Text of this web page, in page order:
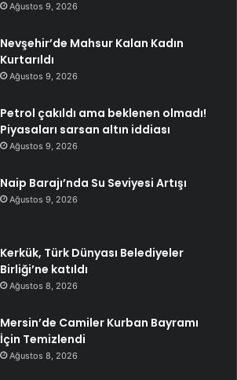
Ağustos 9, 2026
Nevşehir’de Mahsur Kalan Kadın
Kurtarıldı
Ağustos 9, 2026
Petrol çakıldı ama beklenen olmadı!
Piyasaları sarsan altın iddiası
Ağustos 9, 2026
Naip Barajı’nda Su Seviyesi Artışı
Ağustos 9, 2026
Kerkük, Türk Dünyası Belediyeler
Birliği’ne katıldı
Ağustos 8, 2026
Mersin’de Camiler Kurban Bayramı
İçin Temizlendi
Ağustos 8, 2026